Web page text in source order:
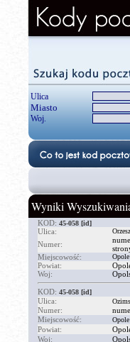
Ulica
Miasto
Woj.
Wyniki
KOD: 45-058 [id]
Ulica:
Numer:
Miejscowość:
Opole
Powiat:
Woj:
KOD: 45-058 [id]
Ulica:
Numer:
Miejscowość:
Opole
Powiat:
Woj: